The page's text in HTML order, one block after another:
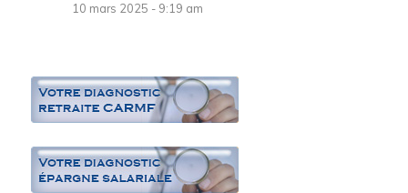
10 mars 2025 - 9:19 am